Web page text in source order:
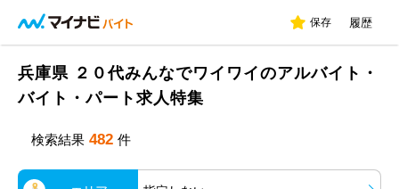
保存 履歴
兵庫県 ２０代みんなでワイワイのアルバイト・
バイト・パート求人特集
検索結果 482 件